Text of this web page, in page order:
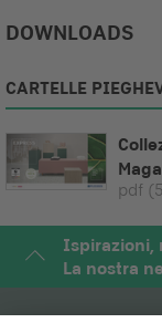
DOWNLOADS
CARTELLE
pdf
Ispirazioni,
La nostra